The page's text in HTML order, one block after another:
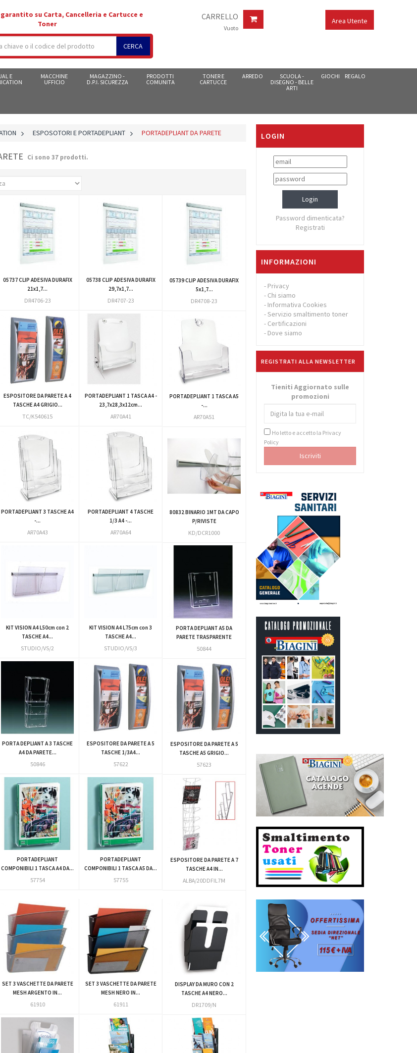
su Carta, Cancelleria e Cartucce e
Toner
CERCA
CARRELLO
Vuoto
Area Utente
E
MACCHINE
UFFICIO
MAGAZZINO -
D.P.I. SICUREZZA
PRODOTTI
COMUNITA
TONER E
CARTUCCE
ARREDO
SCUOLA -
DISEGNO - BELLE
ARTI
GIOCHI REGALO
> ESPOSOTORI E PORTADEPLIANT > PORTADEPLIANT DA PARETE
Ci sono 37 prodotti.
05737 CLIP ADESIVA DURAFIX
21x1,7...
DR4706-23
05738 CLIP ADESIVA DURAFIX
29,7x1,7...
DR4707-23
05739 CLIP ADESIVA DURAFIX
5x1,7...
DR4708-23
ESPOSITORE DA PARETE A 4
TASCHE A4 GRIGIO...
TC/K540615
PORTADEPLIANT 1 TASCA A4 -
23,7x28,3x12cm...
AR70A41
PORTADEPLIANT 1 TASCA A5
-...
AR70A51
PORTADEPLIANT 3 TASCHE A4
-...
AR70A43
PORTADEPLIANT 4 TASCHE
1/3 A4 -...
AR70A64
80832 BINARIO 1MT DA CAPO
P/RIVISTE
KD/DCR1000
KIT VISION A4 L50cm con 2
TASCHE A4...
STUDIO/VS/2
KIT VISION A4 L75cm con 3
TASCHE A4...
STUDIO/VS/3
PORTA DEPLIANT A5 DA
PARETE TRASPARENTE
50844
PORTA DEPLIANT A 3 TASCHE
A4 DA PARETE...
50846
ESPOSITORE DA PARETE A 5
TASCHE 1/3A4...
57622
ESPOSITORE DA PARETE A 5
TASCHE A5 GRIGIO...
57623
PORTADEPLIANT
COMPONIBILI 1 TASCA A4 DA...
57754
PORTADEPLIANT
COMPONIBILI 1 TASCA A5 DA...
57755
ESPOSITORE DA PARETE A 7
TASCHE A4 IN...
ALBA/20DDFIL7M
SET 3 VASCHETTE DA PARETE
MESH ARGENTO IN...
61910
SET 3 VASCHETTE DA PARETE
MESH NERO IN...
61911
DISPLAY DA MURO CON 2
TASCHE A4 NERO...
DR1709/N
LOGIN
Password dimenticata?
Registrati
INFORMAZIONI
- Privacy
- Chi siamo
- Informativa Cookies
-Servizio smaltimento toner
- Certificazioni
- Dove siamo
REGISTRATI ALLA NEWSLETTER
Tieniti Aggiornato sulle
promozioni
Ho letto e accetto la Privacy
Policy